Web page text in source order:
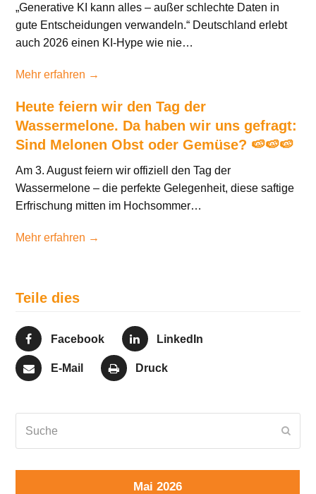
„Generative KI kann alles – außer schlechte Daten in
gute Entscheidungen verwandeln.“ Deutschland erlebt
auch 2026 einen KI-Hype wie nie…
Mehr erfahren →
Heute feiern wir den Tag der
Wassermelone. Da haben wir uns gefragt:
Sind Melonen Obst oder Gemüse? 🍉🍉🍉
Am 3. August feiern wir offiziell den Tag der
Wassermelone – die perfekte Gelegenheit, diese saftige
Erfrischung mitten im Hochsommer…
Mehr erfahren →
Teile dies
Facebook LinkedIn
E-Mail Druck
Mai 2026